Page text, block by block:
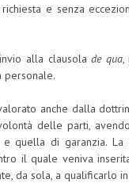
e senza
alla clausolade qua,
personale.
anche dalla
delle parti,
e quella di garanzia.
il quale veniva
da sola, a qualificarlo